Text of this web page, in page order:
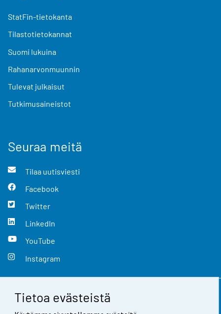
Tietoa evästeistä
StatFin-tietokanta
Tilastotietokannat
Suomi lukuina
Rahanarvonmuunnin
Tulevat julkaisut
Tutkimusaineistot
Seuraa meitä
Tilaa uutisviesti
Facebook
Twitter
LinkedIn
YouTube
Instagram
Yhteystiedot